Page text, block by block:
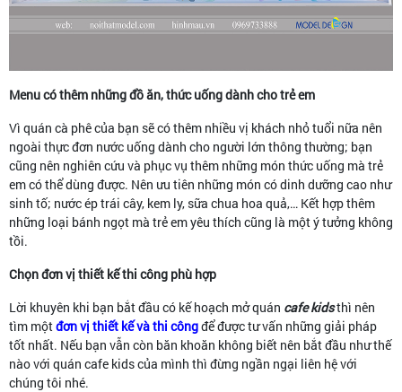
Menu có thêm những đồ ăn, thức uống dành cho trẻ em
Vì quán cà phê của bạn sẽ có thêm nhiều vị khách nhỏ tuổi nữa nên
ngoài thực đơn nước uống dành cho người lớn thông thường; bạn
cũng nên nghiên cứu và phục vụ thêm những món thức uống mà trẻ
em có thể dùng được. Nên ưu tiên những món có dinh dưỡng cao như
sinh tố; nước ép trái cây, kem ly, sữa chua hoa quả,… Kết hợp thêm
những loại bánh ngọt mà trẻ em yêu thích cũng là một ý tưởng không
tồi.
Chọn đơn vị thiết kế thi công phù hợp
Lời khuyên khi bạn bắt đầu có kế hoạch mở quán cafe kidsthì nên
tìm mộtđơn vị thiết kế và thi côngđể được tư vấn những giải pháp
tốt nhất. Nếu bạn vẫn còn băn khoăn không biết nên bắt đầu như thế
nào với quán cafe kids của mình thì đừng ngần ngại liên hệ với
chúng tôi nhé.